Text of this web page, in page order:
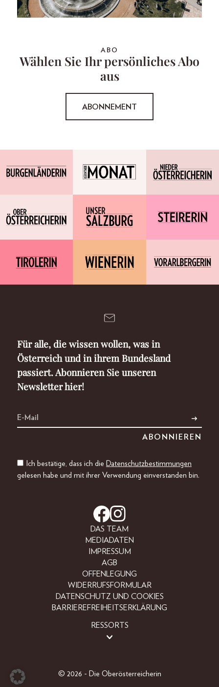
ABO
Wählen Sie Ihr persönliches Abo
aus
ABONNEMENT
Für alle, die wissen wollen, was in
Österreich und in ihrem Bundesland
passiert. Abonnieren Sie unseren
Newsletter hier!
Ich bestätige, dass ich die Datenschutzbestimmungen
gelesen habe und mit ihrer Verwendung einverstanden bin.
DAS TEAM
MEDIADATEN
IMPRESSUM
AGB
OFFENLEGUNG
WIDERRUFSFORMULAR
DATENSCHUTZ UND COOKIES
BARRIEREFREIHEITSERKLÄRUNG
RESSORTS
© 2026 - Die Oberösterreicherin